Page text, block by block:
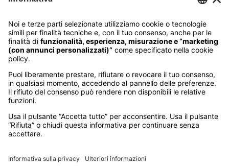
DESTINAZIONI
Australia
Cambogia Canada Egitto Emirati Arabi
Madagascar Maldive Malesia e Singapore
Mauritius Messico Namibia Oman
Polinesia Francese
Sudafrica Tanzania Thailandia Vietnam